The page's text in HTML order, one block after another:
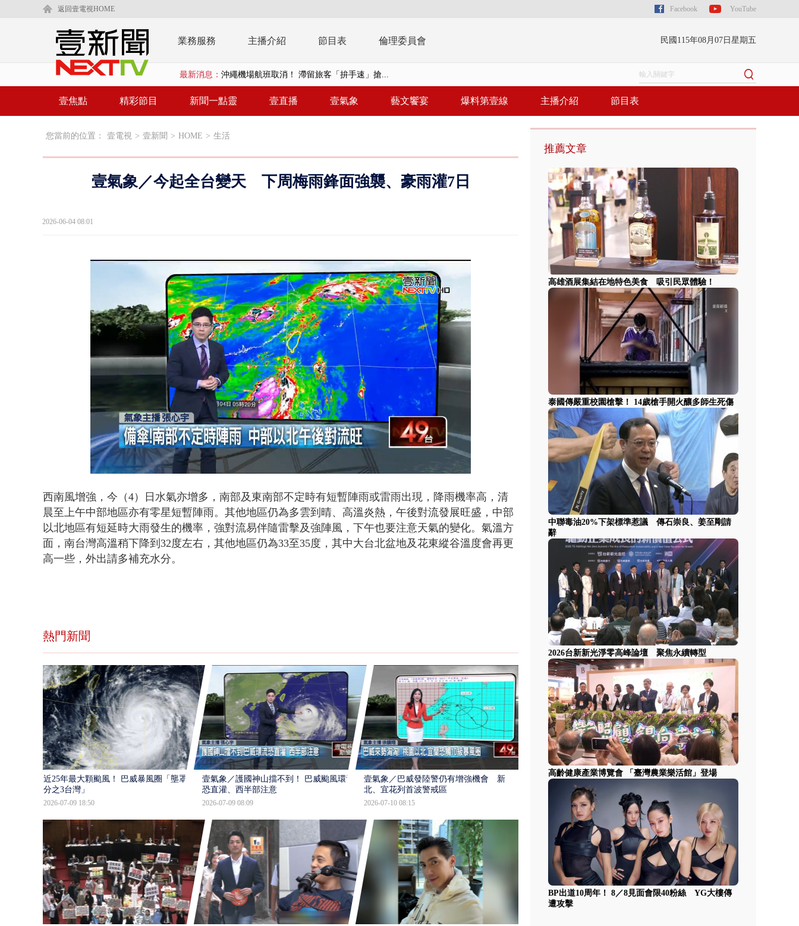
返回壹電視HOME Facebook YouTube
業務服務 主播介紹 節目表 倫理委員會 民國115年08月07日星期五
最新消息： 沖繩機場航班取消！ 滯留旅客「拚手速」搶...
泰國傳嚴重校園槍擊！ 14歲槍手開火釀多師...
父親節限定！ 「一鴨三吃」、「客家攪福」...
白海豚海警！ 雨彈將炸台中以北 不排除明...
壹焦點 精彩節目 新聞一點靈 壹直播 壹氣象 藝文饗宴 爆料第壹線 主播介紹 節目表
您當前的位置： 壹電視 > 壹新聞 > HOME > 生活
壹氣象／今起全台變天 下周梅雨鋒面強襲、豪雨灌7日
2026-06-04 08:01
Unmute Loaded
21.68%
西南風增強，今（4）日水氣亦增多，南部及東南部不定時有短暫陣雨或雷雨出現，降雨機率高，清
晨至上午中部地區亦有零星短暫陣雨。其他地區仍為多雲到晴、高溫炎熱，午後對流發展旺盛，中部
以北地區有短延時大雨發生的機率，強對流易伴隨雷擊及強陣風，下午也要注意天氣的變化。氣溫方
面，南台灣高溫稍下降到32度左右，其他地區仍為33至35度，其中大台北盆地及花東縱谷溫度會再更
高一些，外出請多補充水分。
熱門新聞
近25年最大顆颱風！ 巴威暴風圈「壟罩4
分之3台灣」
2026-07-09 18:50
壹氣象／護國神山擋不到！ 巴威颱風環流
恐直灌、西半部注意
2026-07-09 08:09
壹氣象／巴威發陸警仍有增強機會 新
北、宜花列首波警戒區
2026-07-10 08:15
推薦文章
高雄酒展集結在地特色美食 吸引民眾體驗！
泰國傳嚴重校園槍擊！ 14歲槍手開火釀多師生死傷
中聯毒油20%下架標準惹議 傳石崇良、姜至剛請
辭
2026台新新光淨零高峰論壇 聚焦永續轉型
高齡健康產業博覽會 「臺灣農業樂活館」登場
BP出道10周年！ 8／8見面會限40粉絲 YG大樓傳
遭攻擊